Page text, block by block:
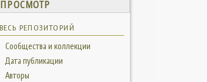
ПРОСМОТР
ВЕСЬ РЕПОЗИТОРИЙ
Сообщества и коллекции
Дата публикации
Авторы